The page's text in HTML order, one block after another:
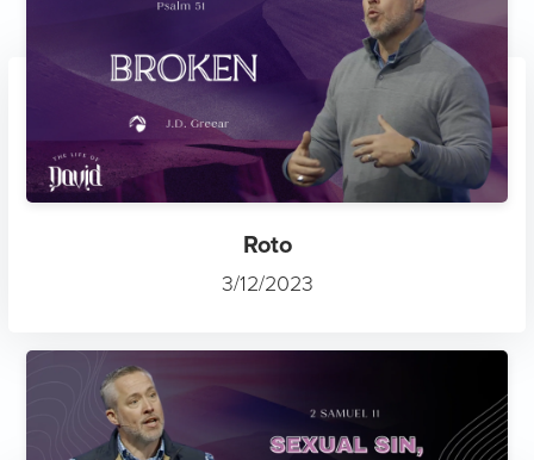
Roto
3/12/2023